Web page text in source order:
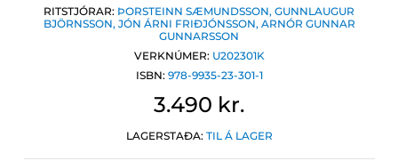
RITSTJÓRAR: ÞORSTEINN SÆMUNDSSON, GUNNLAUGUR
BJÖRNSSON, JÓN ÁRNI FRIÐJÓNSSON, ARNÓR GUNNAR
GUNNARSSON
VERKNÚMER: U202301K
ISBN: 978-9935-23-301-1
3.490 kr.
LAGERSTAÐA: TIL Á LAGER